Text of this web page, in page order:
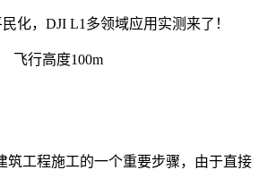
飞行高度100m
工程施工的一个重要步骤，由于直接